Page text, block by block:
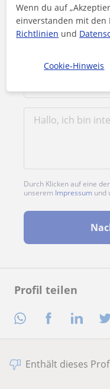
Profil teilen
Durch Klicken auf eine
unserem Impressum und
Enthält dieses
Wenn du auf
einverstanden mit
Richtlinien und
Cookie-Hinweis